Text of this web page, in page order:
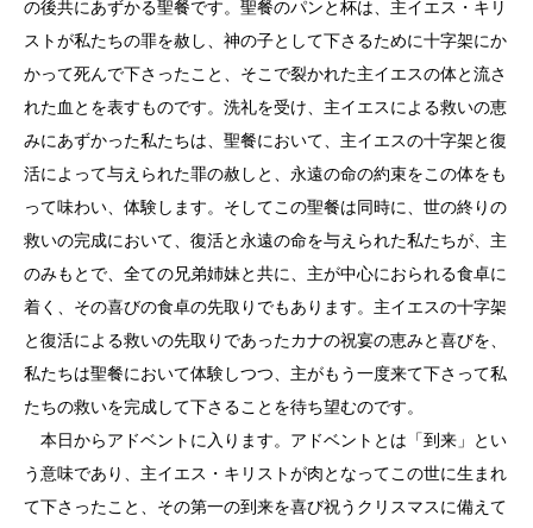
の後共にあずかる聖餐です。聖餐のパンと杯は、主イエス・キリ
ストが私たちの罪を赦し、神の子として下さるために十字架にか
かって死んで下さったこと、そこで裂かれた主イエスの体と流さ
れた血とを表すものです。洗礼を受け、主イエスによる救いの恵
みにあずかった私たちは、聖餐において、主イエスの十字架と復
活によって与えられた罪の赦しと、永遠の命の約束をこの体をも
って味わい、体験します。そしてこの聖餐は同時に、世の終りの
救いの完成において、復活と永遠の命を与えられた私たちが、主
のみもとで、全ての兄弟姉妹と共に、主が中心におられる食卓に
着く、その喜びの食卓の先取りでもあります。主イエスの十字架
と復活による救いの先取りであったカナの祝宴の恵みと喜びを、
私たちは聖餐において体験しつつ、主がもう一度来て下さって私
たちの救いを完成して下さることを待ち望むのです。
本日からアドベントに入ります。アドベントとは「到来」とい
う意味であり、主イエス・キリストが肉となってこの世に生まれ
て下さったこと、その第一の到来を喜び祝うクリスマスに備えて